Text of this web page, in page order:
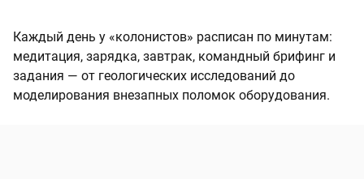
Каждый день у «колонистов» расписан по минутам:
медитация, зарядка, завтрак, командный брифинг и
задания — от геологических исследований до
моделирования внезапных поломок оборудования.